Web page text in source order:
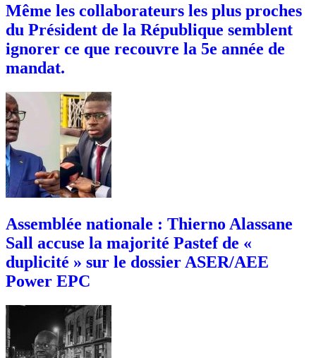
Même les collaborateurs les plus proches
du Président de la République semblent
ignorer ce que recouvre la 5e année de
mandat.
Assemblée nationale : Thierno Alassane
Sall accuse la majorité Pastef de «
duplicité » sur le dossier ASER/AEE
Power EPC